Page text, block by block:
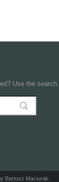
Use the search.
Bartosz Maciurak.